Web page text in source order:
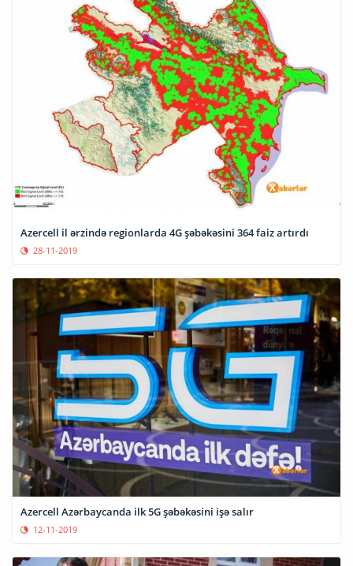
Azercell il ərzində regionlarda 4G şəbəkəsini 364 faiz artırdı
28-11-2019
Azercell Azərbaycanda ilk 5G şəbəkəsini işə salır
12-11-2019